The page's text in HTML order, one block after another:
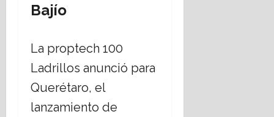
Bajío
La proptech 100
Ladrillos anunció para
Querétaro, el
lanzamiento de